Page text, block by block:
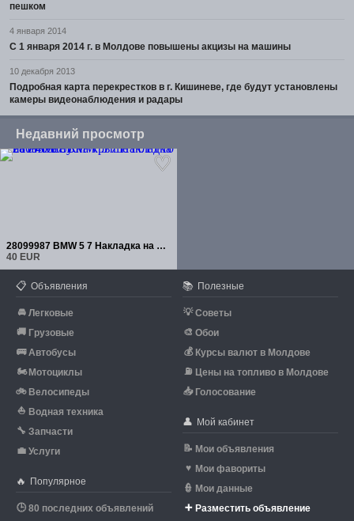
пешком
4 января 2014
С 1 января 2014 г. в Молдове повышены акцизы на машины
10 декабря 2013
Подробная карта перекрестков в г. Кишиневе, где будут установлены
камеры видеонаблюдения и радары
Недавний просмотр
28099987 BMW 5 7 Накладка на антенну на крыше F01 F10 F11
40 EUR
📋 Объявления
🚘 Легковые
🚚 Грузовые
🚌 Автобусы
🏍 Мотоциклы
🚲 Велосипеды
⛵ Водная техника
🔧 Запчасти
💼 Услуги
🔥 Популярное
🕒 80 последних объявлений
📚 Полезные
💡 Советы
🎨 Обои
💰 Курсы валют в Молдове
⛽ Цены на топливо в Молдове
📥 Голосование
👤 Мой кабинет
📝 Мои объявления
♥ Мои фавориты
👮 Мои данные
➕ Разместить объявление